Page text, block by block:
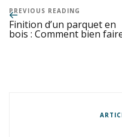
PREVIOUS READING
Finition d’un parquet en
bois : Comment bien